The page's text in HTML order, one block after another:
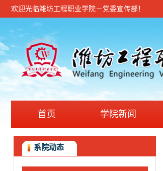
欢迎光临潍坊工程职业学院－党委宣传部！
首页 学院新闻
系院动态